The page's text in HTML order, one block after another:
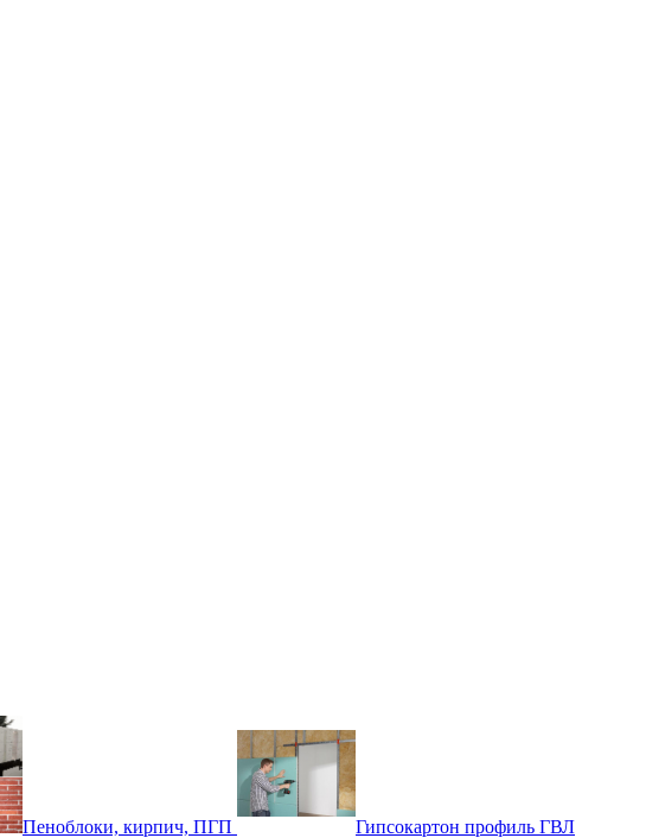
Пеноблоки, кирпич, ПГП Гипсокартон профиль ГВЛ